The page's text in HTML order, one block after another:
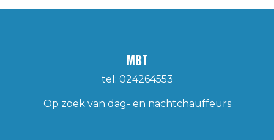
MBT
tel: 024264553
Op zoek van dag- en nachtchauffeurs